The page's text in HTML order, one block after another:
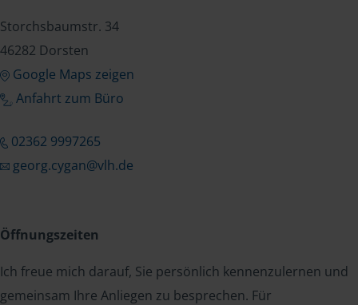
Storchsbaumstr. 34
46282 Dorsten
Google Maps zeigen
Anfahrt zum Büro
02362 9997265
georg.cygan@vlh.de
Öffnungszeiten
Ich freue mich darauf, Sie persönlich kennenzulernen und
gemeinsam Ihre Anliegen zu besprechen. Für